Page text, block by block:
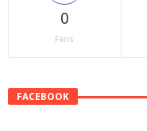
0
Fans
FACEBOOK